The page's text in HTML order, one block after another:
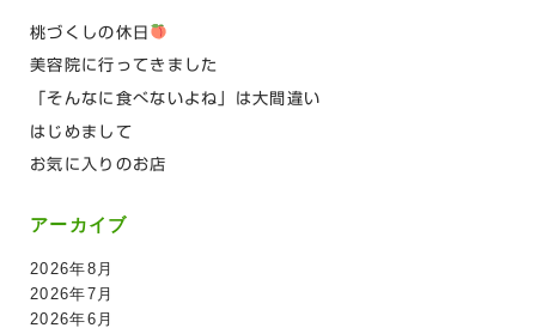
桃づくしの休日
美容院に行ってきました
「そんなに食べないよね」は大間違い
はじめまして
お気に入りのお店
アーカイブ
2026年8月
2026年7月
2026年6月